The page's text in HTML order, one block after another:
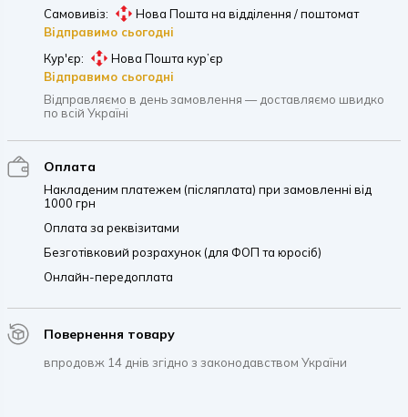
Самовивіз:
Нова Пошта на відділення / поштомат
Відправимо сьогодні
Кур'єр:
Нова Пошта кур’єр
Відправимо сьогодні
Відправляємо в день замовлення — доставляємо швидко
по всій Україні
Оплата
Накладеним платежем (післяплата) при замовленні від
1000 грн
Оплата за реквізитами
Безготівковий розрахунок (для ФОП та юросіб)
Онлайн-передоплата
Повернення товару
впродовж 14 днів згідно з законодавством України